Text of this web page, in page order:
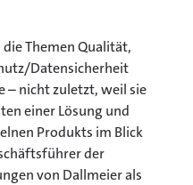
die Themen Qualität,
Datensicherheit
– nicht zuletzt, weil sie
einer Lösung und
Produkts im Blick
der
von Dallmeier als